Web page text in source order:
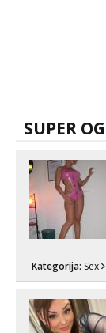
SUPER
Kategorija: Sex